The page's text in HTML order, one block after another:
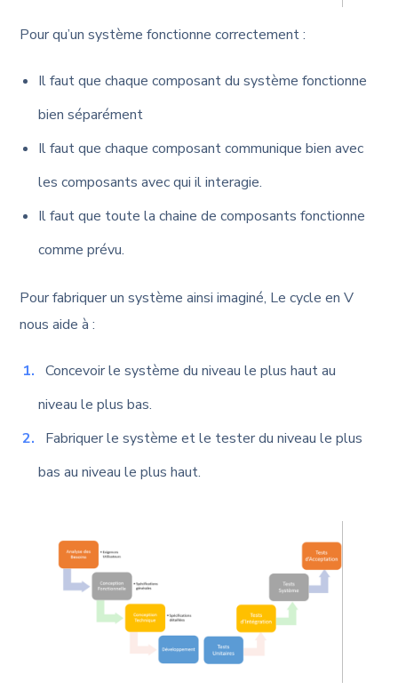
Pour qu’un système fonctionne correctement :
Il faut que chaque composant du système fonctionne
bien séparément
Il faut que chaque composant communique bien avec
les composants avec qui il interagie.
Il faut que toute la chaine de composants fonctionne
comme prévu.
Pour fabriquer un système ainsi imaginé, Le cycle en V
nous aide à :
Concevoir le système du niveau le plus haut au
niveau le plus bas.
Fabriquer le système et le tester du niveau le plus
bas au niveau le plus haut.